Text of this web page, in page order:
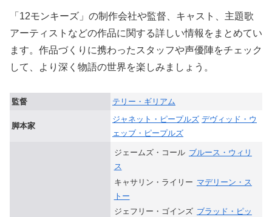
「12モンキーズ」の制作会社や監督、キャスト、主題歌
アーティストなどの作品に関する詳しい情報をまとめてい
ます。作品づくりに携わったスタッフや声優陣をチェック
して、より深く物語の世界を楽しみましょう。
監督 テリー・ギリアム
脚本家
ジャネット・ピープルズ デヴィッド・ウ
ェッブ・ピープルズ
ジェームズ・コール ブルース・ウィリ
ス
キャサリン・ライリー マデリーン・ス
トー
ジェフリー・ゴインズ ブラッド・ピッ